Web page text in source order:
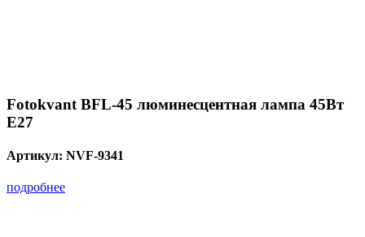
Fotokvant BFL-45 люминесцентная лампа 45Вт
E27
Артикул: NVF-9341
подробнее